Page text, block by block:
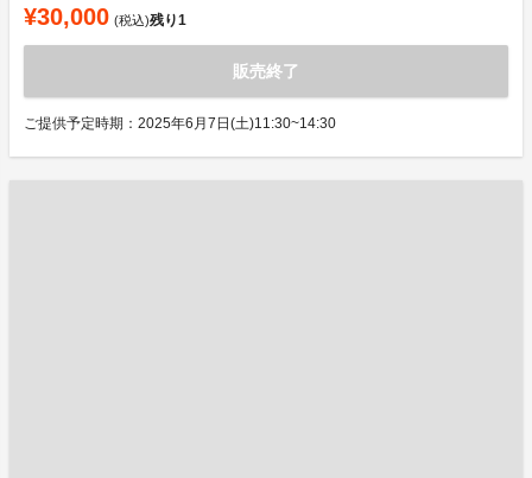
¥30,000 (税込)残り1
販売終了
ご提供予定時期：2025年6月7日(土)11:30~14:30